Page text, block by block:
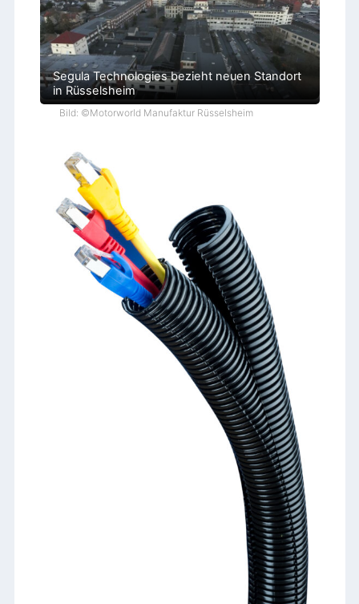
Segula Technologies bezieht neuen Standort
in Rüsselsheim
Bild: ©Motorworld Manufaktur Rüsselsheim